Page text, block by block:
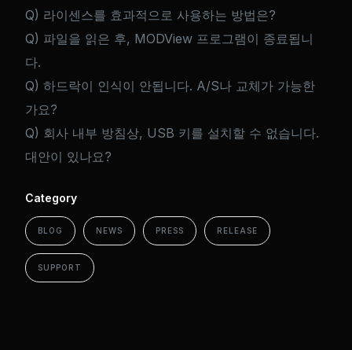
Q) 라이센스를 효과적으로 사용하는 방법은?
Q) 파일을 읽은 후, MODView 프로그램이 종료됩니
다.
Q) 하드락이 인식이 안됩니다. A/S나 교체가 가능한
가요?
Q) 회사 내부 방침상, USB 키를 설치할 수 없습니다.
대안이 있나요?
Category
BLOG NEWS PRESS RELEASE
SUPPORT